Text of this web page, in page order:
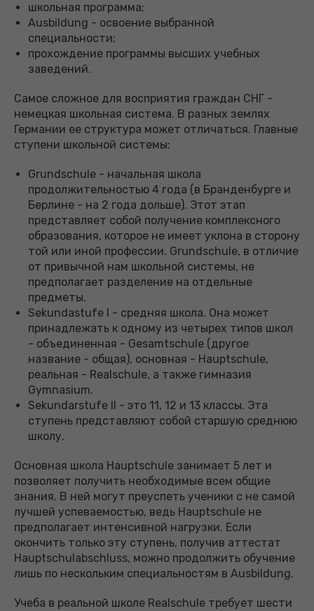
школьная программа;
Ausbildung - освоение выбранной
специальности;
прохождение программы высших учебных
заведений.
Самое сложное для восприятия граждан СНГ -
немецкая школьная система. В разных землях
Германии ее структура может отличаться. Главные
ступени школьной системы:
Grundschule - начальная школа
продолжительностью 4 года (в Бранденбурге и
Берлине - на 2 года дольше). Этот этап
представляет собой получение комплексного
образования, которое не имеет уклона в сторону
той или иной профессии. Grundschule, в отличие
от привычной нам школьной системы, не
предполагает разделение на отдельные
предметы.
Sekundastufe I - средняя школа. Она может
принадлежать к одному из четырех типов школ
- объединенная - Gesamtschule (другое
название - общая), основная - Hauptschule,
реальная - Realschule, а также гимназия
Gymnasium.
Sekundarstufe II - это 11, 12 и 13 классы. Эта
ступень представляют собой старшую среднюю
школу.
Основная школа Hauptschule занимает 5 лет и
позволяет получить необходимые всем общие
знания. В ней могут преуспеть ученики с не самой
лучшей успеваемостью, ведь Hauptschule не
предполагает интенсивной нагрузки. Если
окончить только эту ступень, получив аттестат
Hauptschulabschluss, можно продолжить обучение
лишь по нескольким специальностям в Ausbildung.
Учеба в реальной школе Realschule требует шести